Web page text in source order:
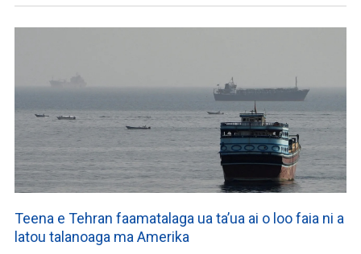
Teena e Tehran faamatalaga ua ta’ua ai o loo faia ni a
latou talanoaga ma Amerika